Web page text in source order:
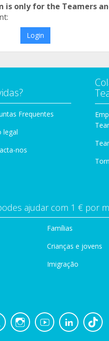
is only for the Teamers
Login
Frequentes
legal
nos
ajudar com 1 € por
Famílias
Crianças e jovens
Imigração